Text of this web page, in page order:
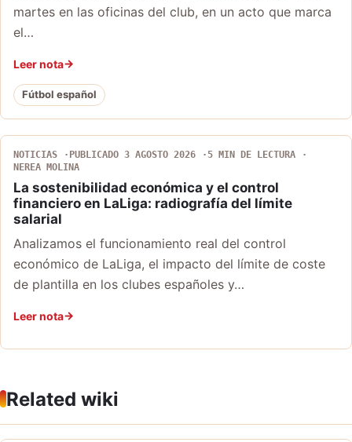
martes en las oficinas del club, en un acto que marca
el…
Leer nota
Fútbol español
NOTICIAS PUBLICADO 3 AGOSTO 2026
5 MIN DE LECTURA
NEREA MOLINA
La sostenibilidad económica y el control
financiero en LaLiga: radiografía del límite
salarial
Analizamos el funcionamiento real del control
económico de LaLiga, el impacto del límite de coste
de plantilla en los clubes españoles y…
Leer nota
Related wiki